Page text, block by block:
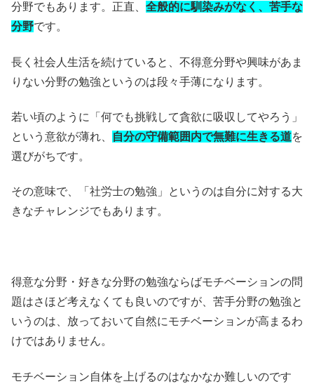
分野でもあります。正直、 全般的に馴染みがなく、苦手な
分野です。
長く社会人生活を続けていると、不得意分野や興味があま
りない分野の勉強というのは段々手薄になります。
若い頃のように「何でも挑戦して貪欲に吸収してやろう」
という意欲が薄れ、
自分の守備範囲内で無難に生きる道を
選びがちです。
その意味で、「社労士の勉強」というのは自分に対する大
きなチャレンジでもあります。
得意な分野・好きな分野の勉強ならばモチベーションの問
題はさほど考えなくても良いのですが、苦手分野の勉強と
いうのは、放っておいて自然にモチベーションが高まるわ
けではありません。
モチベーション自体を上げるのはなかなか難しいのです